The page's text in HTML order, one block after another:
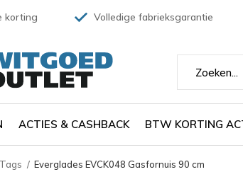
ACTIES & CASHBACK BTW KORTING
korting Volledige fabrieksgarantie
Tags Everglades EVCK048 Gasfornuis 90 cm